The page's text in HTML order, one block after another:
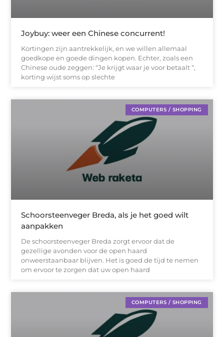
Joybuy: weer een Chinese concurrent!
Kortingen zijn aantrekkelijk, en we willen allemaal
goedkope en goede dingen kopen. Echter, zoals een
Chinese oude zeggen: “Je krijgt waar je voor betaalt “,
korting wijst soms op slechte
COMPUTERS / SHOPPING
Schoorsteenveger Breda, als je het goed wilt
aanpakken
De schoorsteenveger Breda zorgt ervoor dat de
gezellige avonden voor de open haard
onweerstaanbaar blijven. Het is goed de tijd te nemen
om ervoor te zorgen dat uw open haard
COMPUTERS / SHOPPING